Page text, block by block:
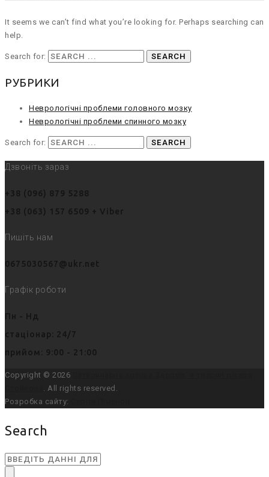
It seems we can’t find what you’re looking for. Perhaps searching can
help.
Search for:
РУБРИКИ
Неврологічні проблеми головного мозку
Неврологічні проблеми спинного мозку
Search for:
Дзвоніть зараз
+38 (096) 879 5288
+38 (063) 157 6509 + Viber
Пишіть нам
0675030567@ukr.net
Графік роботи
Пн - Нд
стаціонар: 24/7
прийом: 9:00 - 21:00
Copyright © 2026
. All rights reserved.
Розробка сайту:
Search